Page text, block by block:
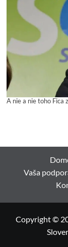
A nie a nie toho Fica
Vaša
Copyright ©